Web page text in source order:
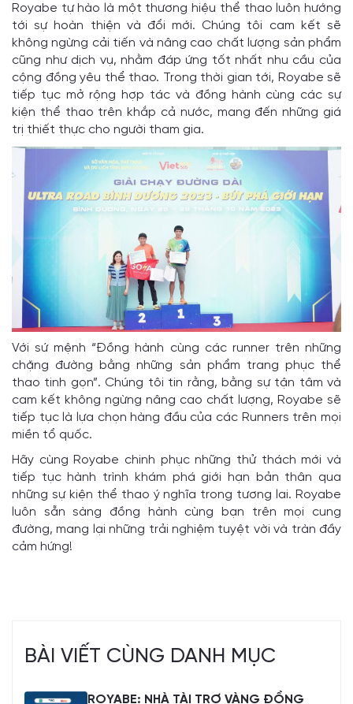
Royabe tự hào là một thương hiệu thể thao luôn hướng
tới sự hoàn thiện và đổi mới. Chúng tôi cam kết sẽ
không ngừng cải tiến và nâng cao chất lượng sản phẩm
cũng như dịch vụ, nhằm đáp ứng tốt nhất nhu cầu của
cộng đồng yêu thể thao. Trong thời gian tới, Royabe sẽ
tiếp tục mở rộng hợp tác và đồng hành cùng các sự
kiện thể thao trên khắp cả nước, mang đến những giá
trị thiết thực cho người tham gia.
Với sứ mệnh “Đồng hành cùng các runner trên những
chặng đường bằng những sản phẩm trang phục thể
thao tinh gọn”. Chúng tôi tin rằng, bằng sự tận tâm và
cam kết không ngừng nâng cao chất lượng, Royabe sẽ
tiếp tục là lựa chọn hàng đầu của các Runners trên mọi
miền tổ quốc.
Hãy cùng Royabe chinh phục những thử thách mới và
tiếp tục hành trình khám phá giới hạn bản thân qua
những sự kiện thể thao ý nghĩa trong tương lai. Royabe
luôn sẵn sàng đồng hành cùng bạn trên mọi cung
đường, mang lại những trải nghiệm tuyệt vời và tràn đầy
cảm hứng!
BÀI VIẾT CÙNG DANH MỤC
ROYABE: NHÀ TÀI TRỢ VÀNG ĐỒNG